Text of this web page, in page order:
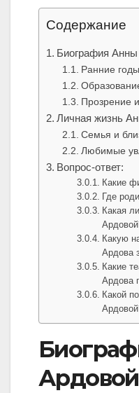
Содержание
Биография
Ранние годы
Прозрение
Личная жизнь
Семья и
Любимые
Вопрос-ответ:
Какие
Где
Какая
Какую
Ардова
Какие
Ардова
Какой
Ардовой